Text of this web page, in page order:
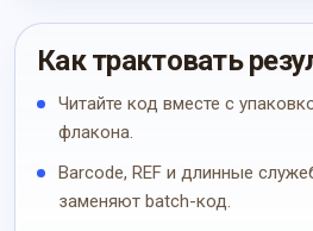
Как трактовать
Читайте код вместе с
флакона.
Barcode, REF и длинные
заменяют batch-код.